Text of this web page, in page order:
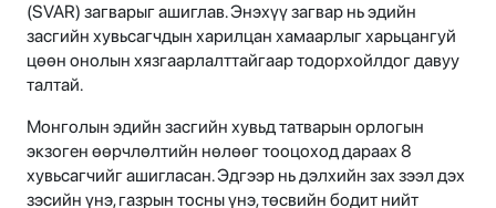
(SVAR) загварыг ашиглав. Энэхүү загвар нь эдийн
засгийн хувьсагчдын харилцан хамаарлыг харьцангуй
цөөн онолын хязгаарлалттайгаар тодорхойлдог давуу
талтай.
Монголын эдийн засгийн хувьд татварын орлогын
экзоген өөрчлөлтийн нөлөөг тооцоход дараах 8
хувьсагчийг ашигласан. Эдгээр нь дэлхийн зах зээл дэх
зэсийн үнэ, газрын тосны үнэ, төсвийн бодит нийт